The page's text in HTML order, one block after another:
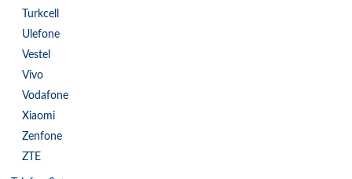
Turkcell
Ulefone
Vestel
Vivo
Vodafone
Xiaomi
Zenfone
ZTE